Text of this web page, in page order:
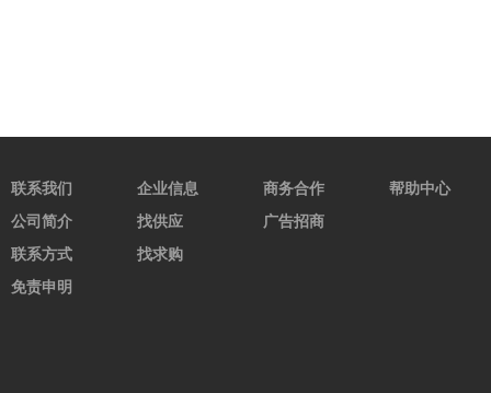
联系我们
公司简介
联系方式
免责申明
企业信息
找供应
找求购
商务合作
广告招商
帮助中心